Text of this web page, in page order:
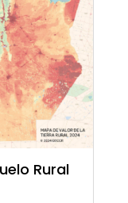
Rural